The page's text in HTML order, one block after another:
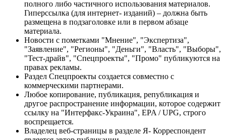
полного либо частичного использования материалов.
Гиперссылка (для интернет- изданий) – должна быть
размещена в подзаголовке или в первом абзаце
материала.
Новости с пометками "Мнение", "Экспертиза",
"Заявление", "Регионы", "Деньги", "Власть", "Выборы",
"Тест-драйв", "Спецпроекты", "Промо" публикуются на
правах рекламы.
Раздел Спецпроекты создается совместно с
коммерческими партнерами.
Любое копирование, публикация, републикация и
другое распространение информации, которое содержит
ссылку на "Интерфакс-Украина", EPA / UPG, строго
воспрещается.
Владелец веб-страницы в разделе Я- Корреспондент